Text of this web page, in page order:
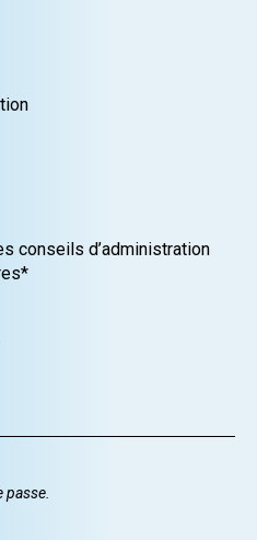
conseils d’administration
passe.